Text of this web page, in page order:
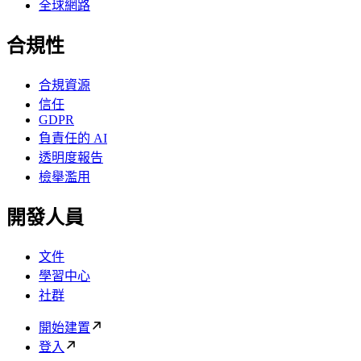
全球網路
合規性
合規資源
信任
GDPR
負責任的 AI
透明度報告
檢舉濫用
開發人員
文件
學習中心
社群
開始建置
登入